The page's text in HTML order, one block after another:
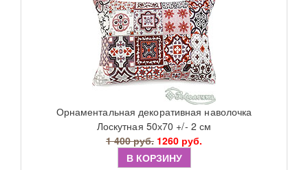
Орнаментальная декоративная наволочка
Лоскутная 50х70 +/- 2 см
1 400 руб. 1260 руб.
В КОРЗИНУ